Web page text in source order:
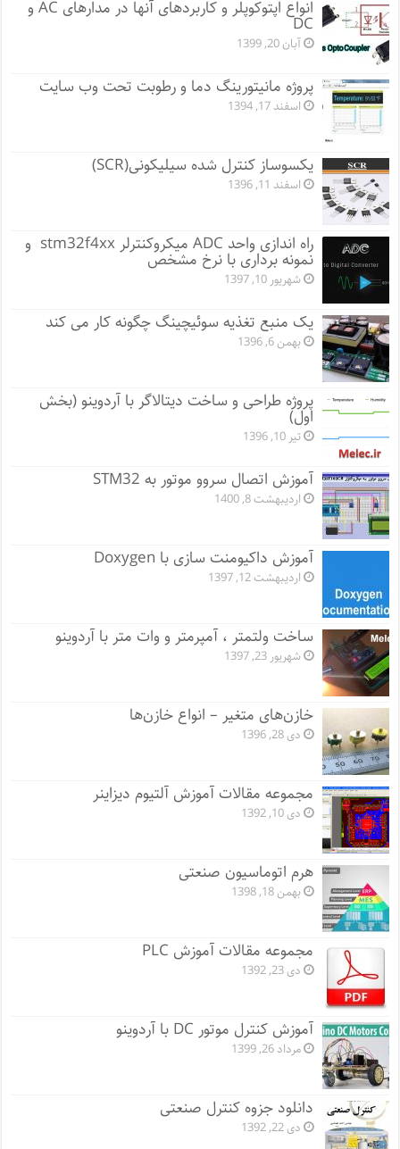
انواع اپتوکوپلر و کاربردهای آنها در مدارهای AC و
DC
آبان 20, 1399
پروژه مانيتورينگ دما و رطوبت تحت وب سایت
اسفند 17, 1394
یکسوساز کنترل شده سیلیکونی(SCR)
اسفند 11, 1396
راه اندازی واحد ADC میکروکنترلر stm32f4xx و
نمونه برداری با نرخ مشخص
شهریور 10, 1397
یک منبع تغذیه سوئیچینگ چگونه کار می کند
بهمن 6, 1396
پروژه طراحی و ساخت دیتالاگر با آردوینو (بخش
اول)
تیر 10, 1396
آموزش اتصال سروو موتور به STM32
اردیبهشت 8, 1400
آموزش داکیومنت سازی با Doxygen
اردیبهشت 12, 1397
ساخت ولتمتر ، آمپرمتر و وات متر با آردوینو
شهریور 23, 1397
خازن‌های متغیر – انواع خازن‌ها
دی 28, 1396
مجموعه مقالات آموزش آلتیوم دیزاینر
دی 10, 1392
هرم اتوماسیون صنعتی
بهمن 18, 1398
مجموعه مقالات آموزش PLC
دی 23, 1392
آموزش کنترل موتور DC با آردوینو
مرداد 26, 1399
دانلود جزوه کنترل صنعتی
دی 22, 1392